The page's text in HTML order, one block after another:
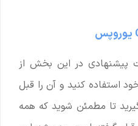
پیشنهادی در این بخش از
استفاده کنید و آن را قبل
تا مطمئن شوید که همه